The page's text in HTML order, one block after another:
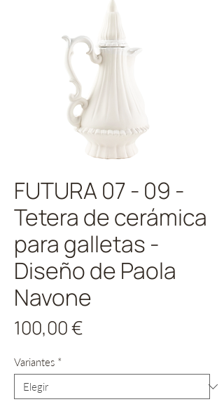
FUTURA 07 - 09 -
Tetera de cerámica
para galletas -
Diseño de Paola
Navone
100,00 €
Variantes *